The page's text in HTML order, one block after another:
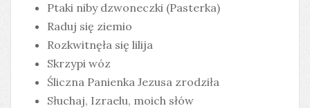
Ptaki niby dzwoneczki (Pasterka)
Raduj się ziemio
Rozkwitnęła się lilija
Skrzypi wóz
Śliczna Panienka Jezusa zrodziła
Słuchaj, Izraelu, moich słów